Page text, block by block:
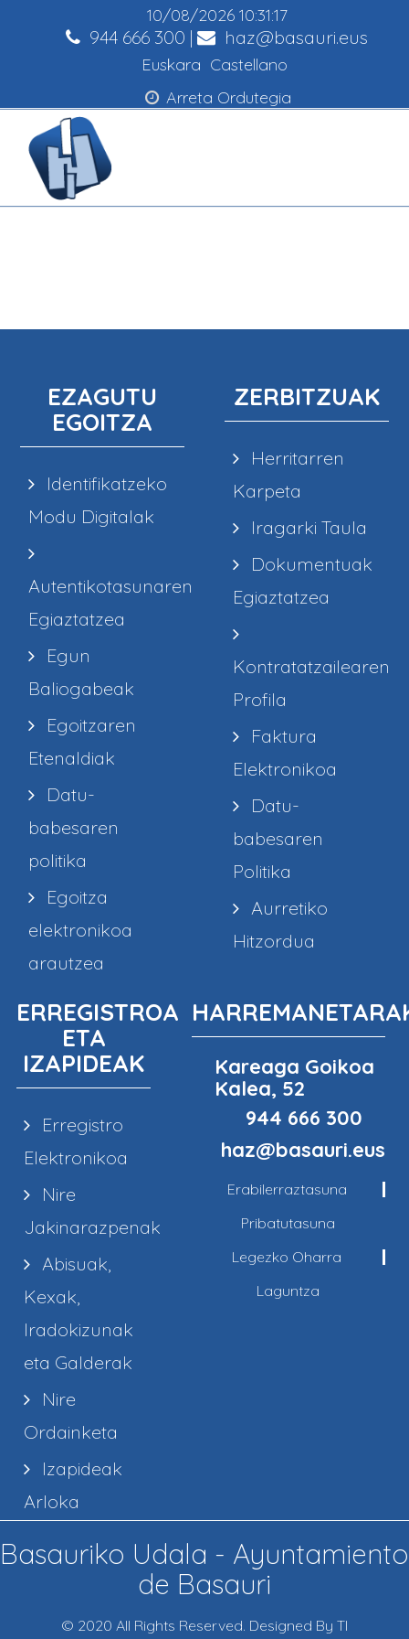
10/08/2026 10:31:18
944 666 300 | haz@basauri.eus
Euskara Castellano
Arreta Ordutegia
EZAGUTU
EGOITZA
Identifikatzeko
Modu Digitalak
Autentikotasunaren
Egiaztatzea
Egun
Baliogabeak
Egoitzaren
Etenaldiak
Datu-
babesaren
politika
Egoitza
elektronikoa
arautzea
ZERBITZUAK
Herritarren
Karpeta
Iragarki Taula
Dokumentuak
Egiaztatzea
Kontratatzailearen
Profila
Faktura
Elektronikoa
Datu-
babesaren
Politika
Aurretiko
Hitzordua
ERREGISTROA
ETA
IZAPIDEAK
Erregistro
Elektronikoa
Nire
Jakinarazpenak
Abisuak,
Kexak,
Iradokizunak
eta Galderak
Nire
Ordainketa
Izapideak
Arloka
Kareaga Goikoa
Kalea, 52
944 666 300
haz@basauri.eus
Erabilerraztasuna
Pribatutasuna
Legezko Oharra
Laguntza
Basauriko Udala - Ayuntamiento
de Basauri
© 2020 All Rights Reserved. Designed By TI